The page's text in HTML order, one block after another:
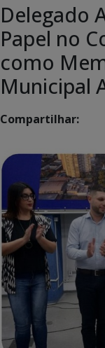
Delegado
Papel no
como
Municipal
Compartilhar: